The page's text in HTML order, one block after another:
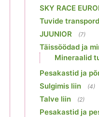
SKY RACE
Tuvide
JUUNIOR (7)
Täissöödad ja
Mineraalid
Pesakastid ja
Sulgimis liin (4)
Talve liin (2)
Pesakastid ja